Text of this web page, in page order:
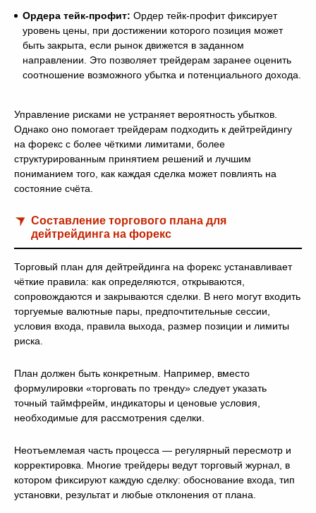
Ордера тейк-профит: Ордер тейк-профит фиксирует
уровень цены, при достижении которого позиция может
быть закрыта, если рынок движется в заданном
направлении. Это позволяет трейдерам заранее оценить
соотношение возможного убытка и потенциального дохода.
Управление рисками не устраняет вероятность убытков.
Однако оно помогает трейдерам подходить к дейтрейдингу
на форекс с более чёткими лимитами, более
структурированным принятием решений и лучшим
пониманием того, как каждая сделка может повлиять на
состояние счёта.
Составление торгового плана для
дейтрейдинга на форекс
Торговый план для дейтрейдинга на форекс устанавливает
чёткие правила: как определяются, открываются,
сопровождаются и закрываются сделки. В него могут входить
торгуемые валютные пары, предпочтительные сессии,
условия входа, правила выхода, размер позиции и лимиты
риска.
План должен быть конкретным. Например, вместо
формулировки «торговать по тренду» следует указать
точный таймфрейм, индикаторы и ценовые условия,
необходимые для рассмотрения сделки.
Неотъемлемая часть процесса — регулярный пересмотр и
корректировка. Многие трейдеры ведут торговый журнал, в
котором фиксируют каждую сделку: обоснование входа, тип
установки, результат и любые отклонения от плана.